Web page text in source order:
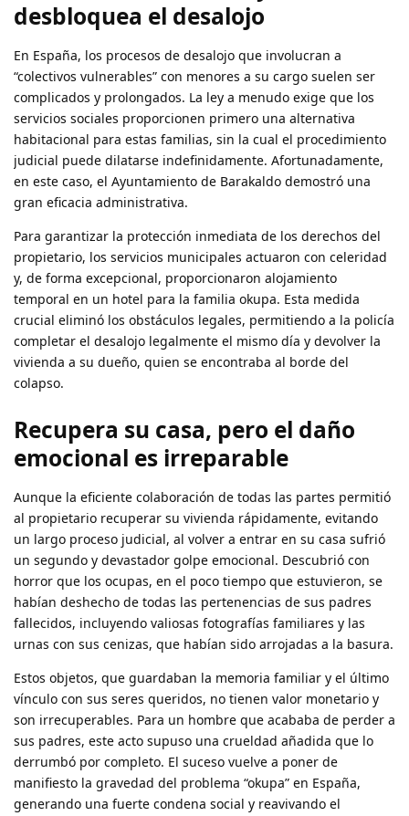
desbloquea el desalojo
En España, los procesos de desalojo que involucran a
“colectivos vulnerables” con menores a su cargo suelen ser
complicados y prolongados. La ley a menudo exige que los
servicios sociales proporcionen primero una alternativa
habitacional para estas familias, sin la cual el procedimiento
judicial puede dilatarse indefinidamente. Afortunadamente,
en este caso, el Ayuntamiento de Barakaldo demostró una
gran eficacia administrativa.
Para garantizar la protección inmediata de los derechos del
propietario, los servicios municipales actuaron con celeridad
y, de forma excepcional, proporcionaron alojamiento
temporal en un hotel para la familia okupa. Esta medida
crucial eliminó los obstáculos legales, permitiendo a la policía
completar el desalojo legalmente el mismo día y devolver la
vivienda a su dueño, quien se encontraba al borde del
colapso.
Recupera su casa, pero el daño
emocional es irreparable
Aunque la eficiente colaboración de todas las partes permitió
al propietario recuperar su vivienda rápidamente, evitando
un largo proceso judicial, al volver a entrar en su casa sufrió
un segundo y devastador golpe emocional. Descubrió con
horror que los ocupas, en el poco tiempo que estuvieron, se
habían deshecho de todas las pertenencias de sus padres
fallecidos, incluyendo valiosas fotografías familiares y las
urnas con sus cenizas, que habían sido arrojadas a la basura.
Estos objetos, que guardaban la memoria familiar y el último
vínculo con sus seres queridos, no tienen valor monetario y
son irrecuperables. Para un hombre que acababa de perder a
sus padres, este acto supuso una crueldad añadida que lo
derrumbó por completo. El suceso vuelve a poner de
manifiesto la gravedad del problema “okupa” en España,
generando una fuerte condena social y reavivando el